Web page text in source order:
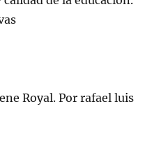
Royal. Por rafael luis